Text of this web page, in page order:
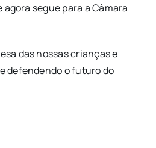
segue para a Câmara
das nossas crianças e
defendendo o futuro do